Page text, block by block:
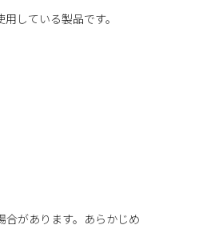
している製品です。
があります。あらかじめ